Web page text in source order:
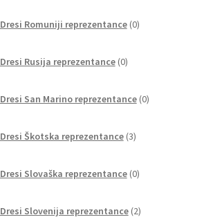
Dresi Romuniji reprezentance 0izdelkov
Dresi Rusija reprezentance 0izdelkov
Dresi San Marino reprezentance 0izdelkov
Dresi Škotska reprezentance 3izdelki
Dresi Slovaška reprezentance 0izdelkov
Dresi Slovenija reprezentance 2izdelka